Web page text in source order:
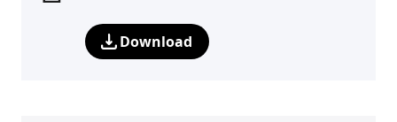
Download